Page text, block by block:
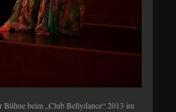
Bühne beim „Club Bellydance“ 2013 im